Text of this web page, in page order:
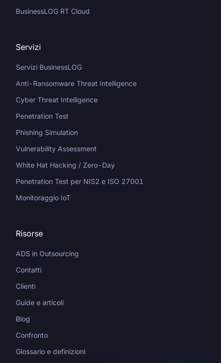
BusinessLOG RT Cloud
Servizi
Servizi BusinessLOG
Anti-Ransomware Threat Intelligence
Cyber Threat Intelligence
Penetration Test
Phishing Simulation
Vulnerability Assessment
White Hat Hacking / Zero-Day
Penetration Test per NIS2 e ISO 27001
Monitoraggio IoT
Risorse
ADS in Outsourcing
Contatti
Clienti
Guide e articoli
Blog
Confronto
Glossario e definizioni